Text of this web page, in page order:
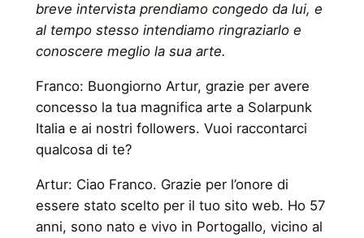
breve intervista prendiamo congedo da lui, e
al tempo stesso intendiamo ringraziarlo e
conoscere meglio la sua arte.
Franco: Buongiorno Artur, grazie per avere
concesso la tua magnifica arte a Solarpunk
Italia e ai nostri followers. Vuoi raccontarci
qualcosa di te?
Artur: Ciao Franco. Grazie per l’onore di
essere stato scelto per il tuo sito web. Ho 57
anni, sono nato e vivo in Portogallo, vicino al